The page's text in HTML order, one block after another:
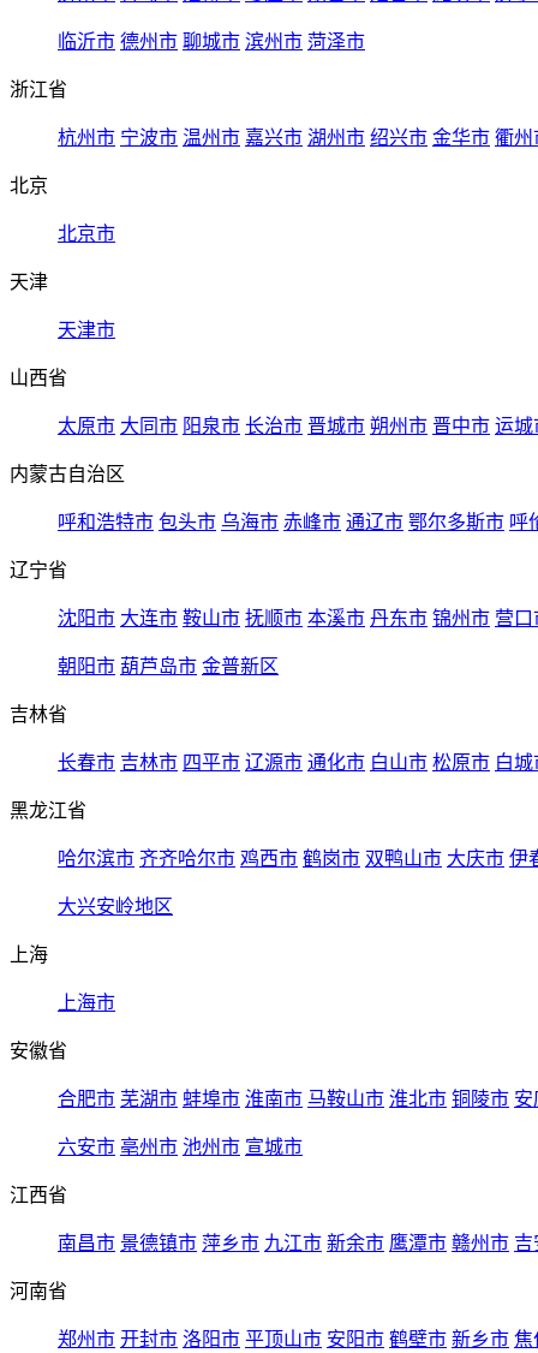
临沂市 德州市 聊城市 滨州市 菏泽市
浙江省
杭州市 宁波市 温州市 嘉兴市 湖州市 绍兴市 金华市 衢州
北京
北京市
天津
天津市
山西省
太原市 大同市 阳泉市 长治市 晋城市 朔州市 晋中市 运城
内蒙古自治区
呼和浩特市 包头市 乌海市 赤峰市 通辽市 鄂尔多斯市 呼
辽宁省
沈阳市 大连市 鞍山市 抚顺市 本溪市 丹东市 锦州市 营口
朝阳市 葫芦岛市 金普新区
吉林省
长春市 吉林市 四平市 辽源市 通化市 白山市 松原市 白城
黑龙江省
哈尔滨市 齐齐哈尔市 鸡西市 鹤岗市 双鸭山市 大庆市 伊
大兴安岭地区
上海
上海市
安徽省
合肥市 芜湖市 蚌埠市 淮南市 马鞍山市 淮北市 铜陵市 安
六安市 亳州市 池州市 宣城市
江西省
南昌市 景德镇市 萍乡市 九江市 新余市 鹰潭市 赣州市 吉
河南省
郑州市 开封市 洛阳市 平顶山市 安阳市 鹤壁市 新乡市 焦